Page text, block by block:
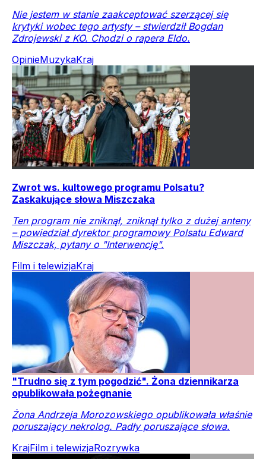
Nie jestem w stanie zaakceptować szerzącej się
krytyki wobec tego artysty – stwierdził Bogdan
Zdrojewski z KO. Chodzi o rapera Eldo.
OpinieMuzykaKraj
Zwrot ws. kultowego programu Polsatu?
Zaskakujące słowa Miszczaka
Ten program nie zniknął, zniknął tylko z dużej anteny
– powiedział dyrektor programowy Polsatu Edward
Miszczak, pytany o "Interwencję".
Film i telewizjaKraj
"Trudno się z tym pogodzić". Żona dziennikarza
opublikowała pożegnanie
Żona Andrzeja Morozowskiego opublikowała właśnie
poruszający nekrolog. Padły poruszające słowa.
KrajFilm i telewizjaRozrywka